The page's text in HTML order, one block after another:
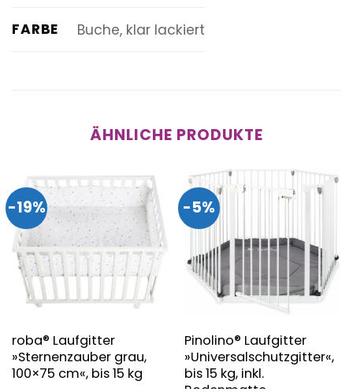
FARBE Buche, klar lackiert
ÄHNLICHE PRODUKTE
-19%
roba® Laufgitter
»Sternenzauber grau,
100×75 cm«, bis 15 kg
-5%
Pinolino® Laufgitter
»Universalschutzgitter«,
bis 15 kg, inkl.